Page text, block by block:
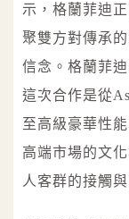
示，格蘭菲迪
聚雙方對傳承
信念。格蘭菲
這次合作是從
至高級豪華性
高端市場的文
人客群的接觸與